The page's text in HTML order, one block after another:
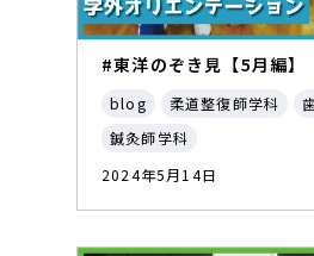
#東洋のぞき見【5月編】
blog 柔道整復師学科
鍼灸師学科
2024年5月14日